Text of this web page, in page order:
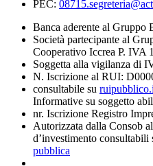
PEC:
Banca aderente al Gruppo
Società partecipante al
Cooperativo Iccrea P. IVA
Soggetta alla vigilanza di
N. Iscrizione al RUI:
consultabile su
Informative su soggetto
nr. Iscrizione Registro
Autorizzata dalla Consob
d’investimento consultabili
pubblica